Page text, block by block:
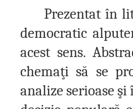
Prezentat în
democratic
acest sens.
chemaţi să se
analize serioase